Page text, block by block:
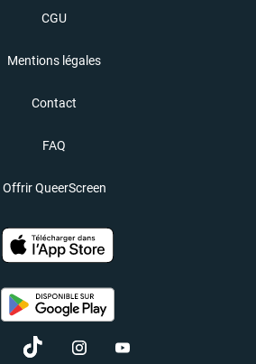
CGU
Mentions légales
Contact
FAQ
Offrir QueerScreen